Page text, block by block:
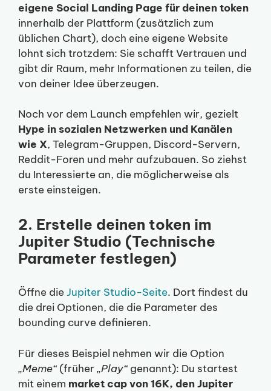
eigene Social Landing Page für deinen token
innerhalb der Plattform (zusätzlich zum
üblichen Chart), doch eine eigene Website
lohnt sich trotzdem: Sie schafft Vertrauen und
gibt dir Raum, mehr Informationen zu teilen, die
von deiner Idee überzeugen.
Noch vor dem Launch empfehlen wir, gezielt
Hype in sozialen Netzwerken und Kanälen
wie X, Telegram-Gruppen, Discord-Servern,
Reddit-Foren und mehr aufzubauen. So ziehst
du Interessierte an, die möglicherweise als
erste einsteigen.
2. Erstelle deinen token im
Jupiter Studio (Technische
Parameter festlegen)
Öffne dieJupiter Studio-Seite. Dort findest du
die drei Optionen, die die Parameter des
bounding curve definieren.
Für dieses Beispiel nehmen wir die Option
„Meme“ (früher „Play“ genannt): Du startest
mit einem market cap von 16K, den Jupiter